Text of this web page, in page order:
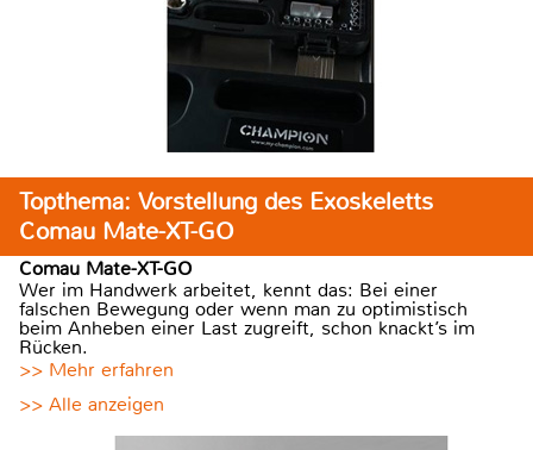
Topthema: Vorstellung des Exoskeletts
Comau Mate-XT-GO
Comau Mate-XT-GO
Wer im Handwerk arbeitet, kennt das: Bei einer
falschen Bewegung oder wenn man zu optimistisch
beim Anheben einer Last zugreift, schon knackt’s im
Rücken.
>> Mehr erfahren
>> Alle anzeigen